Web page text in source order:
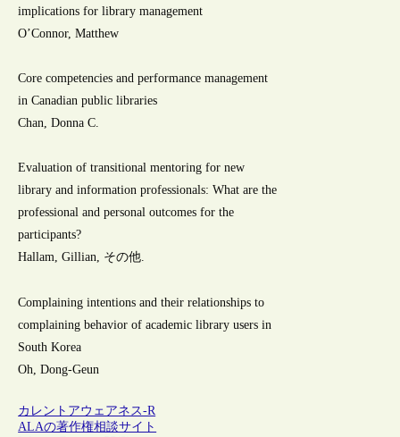
implications for library management
O’Connor, Matthew
Core competencies and performance management
in Canadian public libraries
Chan, Donna C.
Evaluation of transitional mentoring for new
library and information professionals: What are the
professional and personal outcomes for the
participants?
Hallam, Gillian, その他.
Complaining intentions and their relationships to
complaining behavior of academic library users in
South Korea
Oh, Dong-Geun
カレントアウェアネス-R
ALAの著作権相談サイト